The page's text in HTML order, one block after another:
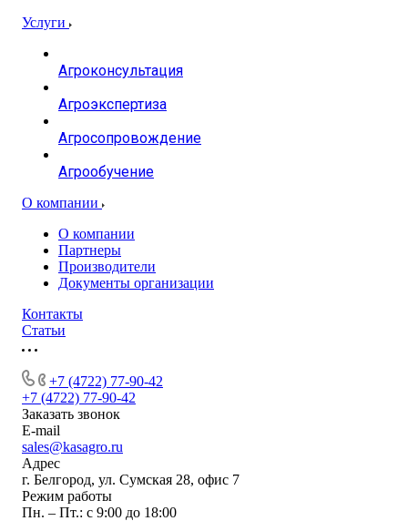
Услуги
Агроконсультация
Агроэкспертиза
Агросопровождение
Агрообучение
О компании
О компании
Партнеры
Производители
Документы организации
Контакты
Статьи
+7 (4722) 77-90-42
+7 (4722) 77-90-42
Заказать звонок
E-mail
sales@kasagro.ru
Адрес
г. Белгород, ул. Сумская 28, офис 7
Режим работы
Пн. – Пт.: с 9:00 до 18:00